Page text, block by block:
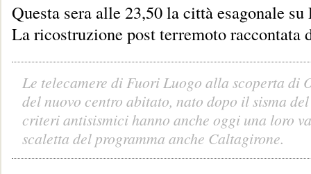
Questa sera alle 23,50 la città esagonale
La ricostruzione post terremoto raccontata
Le telecamere di Fuori Luogo alla scoperta di
del nuovo centro abitato, nato dopo il sisma
criteri antisismici hanno anche oggi una loro
scaletta del programma anche Caltagirone.